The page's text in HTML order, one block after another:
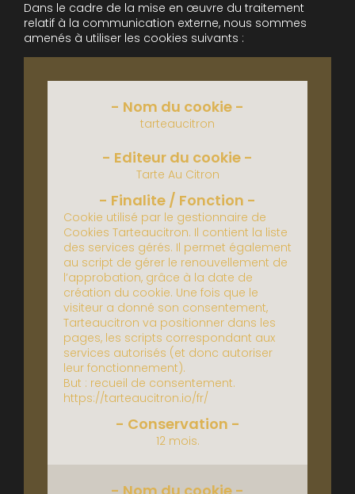
Dans le cadre de la mise en œuvre du traitement
relatif à la communication externe, nous sommes
amenés à utiliser les cookies suivants :
tarteaucitron
Tarte Au Citron
Cookie utilisé par le gestionnaire de
Cookies Tarteaucitron. Il contient la liste
des services gérés. Il permet également
au script de gérer le renouvellement de
l’approbation, grâce à la date de
création du cookie. Une fois que le
visiteur a donné son consentement,
Tarteaucitron va positionner dans les
pages, les scripts correspondant aux
services autorisés (et donc autoriser
leur fonctionnement).
But : recueil de consentement.
https://tarteaucitron.io/fr/
12 mois.